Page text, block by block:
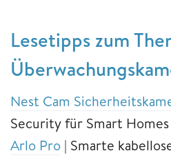
Lesetipps zum
Nest Cam
Security für Smart Homes
Arlo Pro | Smarte